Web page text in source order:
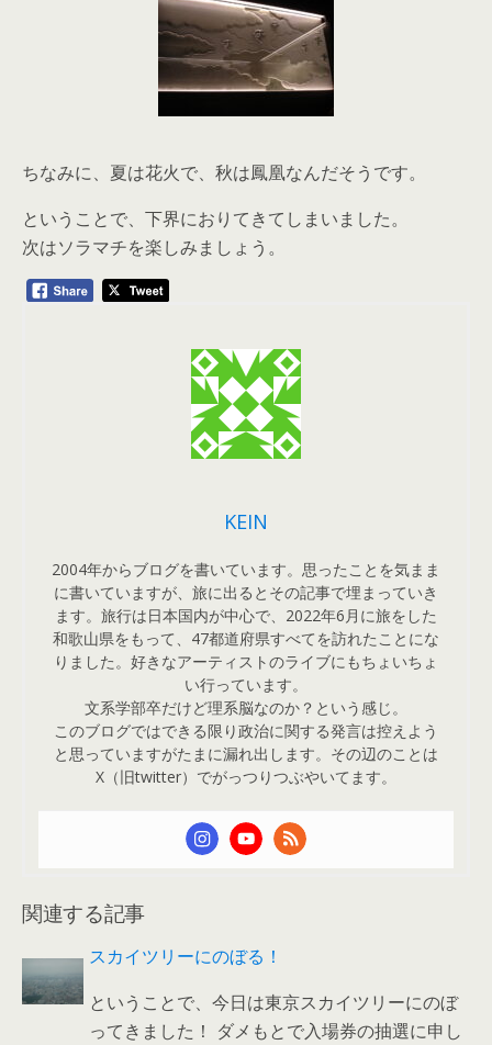
ちなみに、夏は花火で、秋は鳳凰なんだそうです。
ということで、下界におりてきてしまいました。
次はソラマチを楽しみましょう。
KEIN
2004年からブログを書いています。思ったことを気まま
に書いていますが、旅に出るとその記事で埋まっていき
ます。旅行は日本国内が中心で、2022年6月に旅をした
和歌山県をもって、47都道府県すべてを訪れたことにな
りました。好きなアーティストのライブにもちょいちょ
い行っています。
文系学部卒だけど理系脳なのか？という感じ。
このブログではできる限り政治に関する発言は控えよう
と思っていますがたまに漏れ出します。その辺のことは
X（旧twitter）でがっつりつぶやいてます。
関連する記事
スカイツリーにのぼる！
ということで、今日は東京スカイツリーにのぼ
ってきました！ ダメもとで入場券の抽選に申し